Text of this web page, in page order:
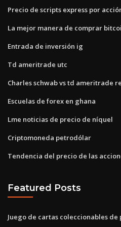
Precio de scripts express por
La mejor manera de comprar
Entrada de inversión ig
Td ameritrade utc
Charles schwab vs td ameritrade
Escuelas de forex en ghana
Lme noticias de precio de níquel
Criptomoneda petrodólar
Tendencia del precio de las
Featured Posts
Juego de cartas coleccionables